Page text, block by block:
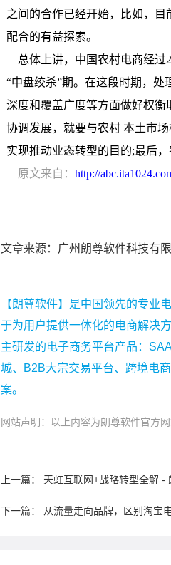
文章来源：广州朗尊软件科技有
【朗尊软件】是中国领先的专业
于为用户提供一体化的电商解决
主研发的电子商务平台产品：
城、B2B大宗交易平台、跨境电
案。
网站声明：以上内容为朗尊软件官方
上一篇： 天虹互联网+战略转型全解 -
下一篇：